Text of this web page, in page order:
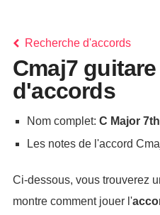
Recherche d'accords
Cmaj7
d'accords
Nom complet: C Major 7th
Les notes de l'accord
Ci-dessous, vous trouverez
montre comment jouer l'